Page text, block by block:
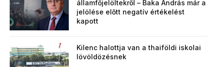
államfőjelöltekről – Baka András már a
jelölése előtt negatív értékelést
kapott
Kilenc halottja van a thaiföldi iskolai
lövöldözésnek